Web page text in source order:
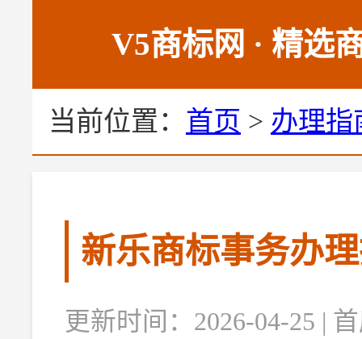
V5商标网 · 精选
当前位置： 首页 > 办理指
新乐商标事务办
更新时间：2026-04-25 |